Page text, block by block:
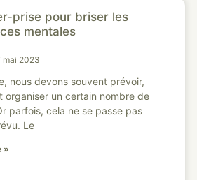
prise pour briser les
mentales
mai 2023
nous devons souvent prévoir,
organiser un certain nombre de
parfois, cela ne se passe pas
Le
»